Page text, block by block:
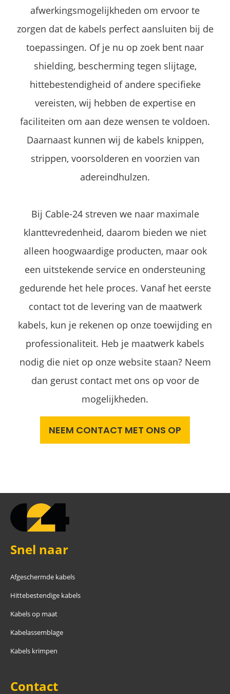
afwerkingsmogelijkheden om ervoor te
zorgen dat de kabels perfect aansluiten bij de
toepassingen. Of je nu op zoek bent naar
shielding, bescherming tegen slijtage,
hittebestendigheid of andere specifieke
vereisten, wij hebben de expertise en
faciliteiten om aan deze wensen te voldoen.
Daarnaast kunnen wij de kabels knippen,
strippen, voorsolderen en voorzien van
adereindhulzen.
Bij Cable-24 streven we naar maximale
klanttevredenheid, daarom bieden we niet
alleen hoogwaardige producten, maar ook
een uitstekende service en ondersteuning
gedurende het hele proces. Vanaf het eerste
contact tot de levering van de maatwerk
kabels, kun je rekenen op onze toewijding en
professionaliteit. Heb je maatwerk kabels
nodig die niet op onze website staan? Neem
dan gerust contact met ons op voor de
mogelijkheden.
NEEM CONTACT MET ONS OP
Snel naar
Afgeschermde kabels
Hittebestendige kabels
Kabels op maat
Kabelassemblage
Kabels krimpen
Contact